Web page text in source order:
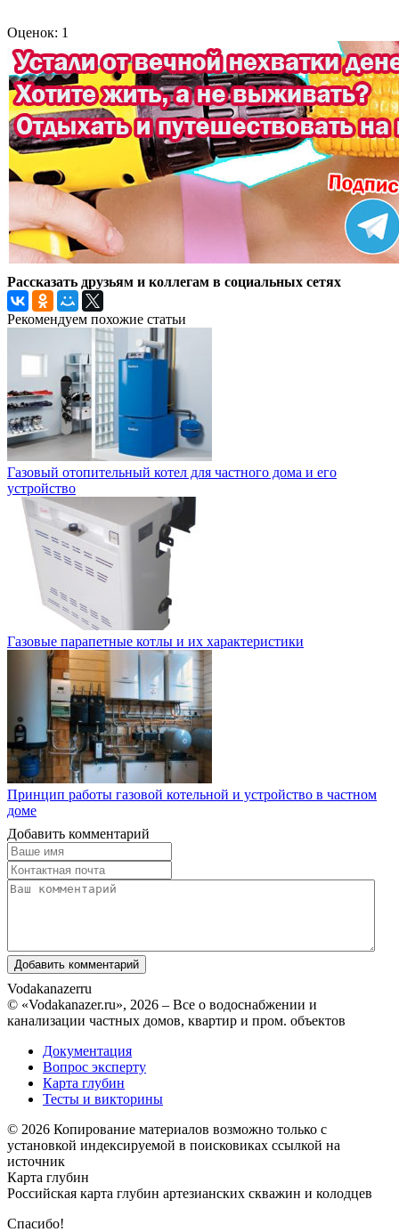
Оценок: 1
Рассказать друзьям и коллегам в социальных сетях
Рекомендуем похожие статьи
Газовый отопительный котел для частного дома и его
устройство
Газовые парапетные котлы и их характеристики
Принцип работы газовой котельной и устройство в частном
доме
Добавить комментарий
Vodakanazerru
© «Vodakanazer.ru», 2026 – Все о водоснабжении и
канализации частных домов, квартир и пром. объектов
Документация
Вопрос эксперту
Карта глубин
Тесты и викторины
© 2026 Копирование материалов возможно только с
установкой индексируемой в поисковиках ссылкой на
источник
Карта глубин
Российская карта глубин артезианских скважин и колодцев
Спасибо!